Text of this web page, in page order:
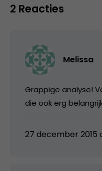
2 Reacties
Melissa
Grappige analyse!
die ook erg
27 december 2015